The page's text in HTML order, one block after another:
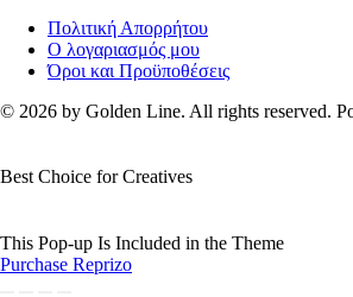
Πολιτική Απορρήτου
Ο λογαριασμός μου
Όροι και Προϋποθέσεις
© 2026 by Golden Line. All rights reserved.
Best Choice for Creatives
This Pop-up Is Included in the Theme
Purchase Reprizo